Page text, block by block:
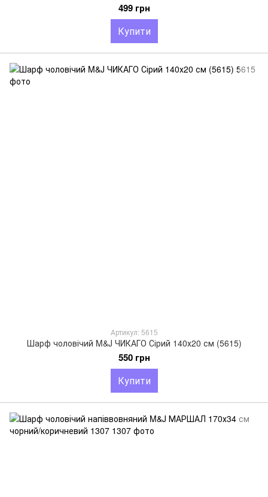
499 грн
Купити
Артикул: 5615
Шарф чоловічий M&J ЧИКАГО Сірий 140х20 см (5615)
550 грн
Купити